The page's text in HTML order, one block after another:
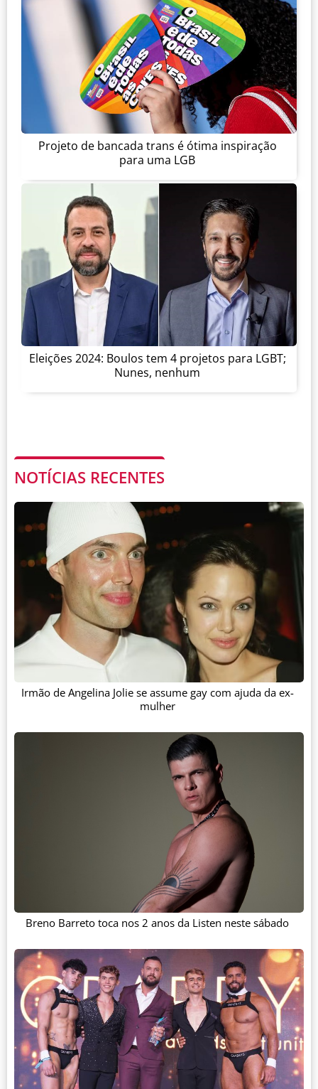
Projeto de bancada trans é ótima inspiração
para uma LGB
Eleições 2024: Boulos tem 4 projetos para LGBT;
Nunes, nenhum
NOTÍCIAS RECENTES
Irmão de Angelina Jolie se assume gay com ajuda da ex-
mulher
Breno Barreto toca nos 2 anos da Listen neste sábado